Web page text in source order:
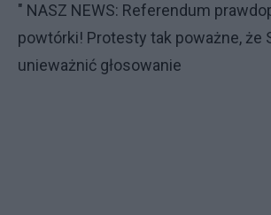
" NASZ NEWS: Referendum
powtórki! Protesty tak poważne, że
unieważnić głosowanie